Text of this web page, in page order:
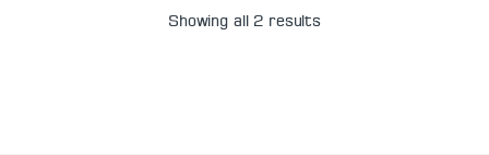
Showing all 2 results